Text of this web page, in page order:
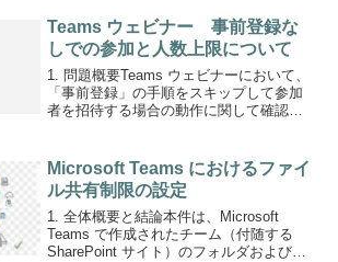
に...
Teams ウェビナー 事前登録な
しでの参加と人数上限について
1. 問題概要Teams ウェビナーにおいて、
「事前登録」の手順をスキップして参加
者を招待する場合の動作に関して確認し
名）が正しく適用されるかどうかを確認
した。2....
Microsoft Teams におけるファイ
ル共有制限の設定
1. 全体概要と結論本件は、Microsoft
Teams で作成されたチーム（付随する
SharePoint サイト）のフォルダおよびフ